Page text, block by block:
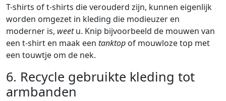
T-shirts of t-shirts die verouderd zijn, kunnen eigenlijk
worden omgezet in kleding die modieuzer en
moderner is, weetu. Knip bijvoorbeeld de mouwen van
een t-shirt en maak een tanktop of mouwloze top met
een touwtje om de nek.
6. Recycle gebruikte kleding tot
armbanden